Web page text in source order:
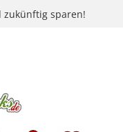
zukünftig sparen!